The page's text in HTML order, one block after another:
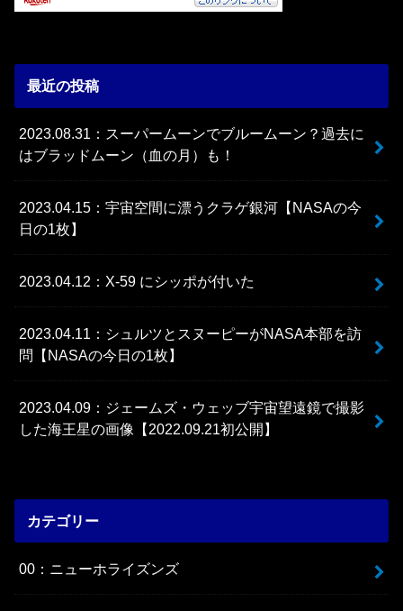
最近の投稿
2023.08.31：スーパームーンでブルームーン？過去に
はブラッドムーン（血の月）も！
2023.04.15：宇宙空間に漂うクラゲ銀河【NASAの今
日の1枚】
2023.04.12：X-59 にシッポが付いた
2023.04.11：シュルツとスヌーピーがNASA本部を訪
問【NASAの今日の1枚】
2023.04.09：ジェームズ・ウェッブ宇宙望遠鏡で撮影
した海王星の画像【2022.09.21初公開】
カテゴリー
00：ニューホライズンズ